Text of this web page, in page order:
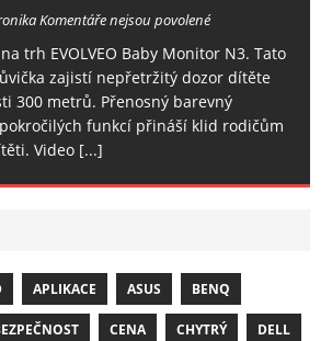
Komentáře nejsou povolené
na trh EVOLVEO Baby Monitor N3. Tato
zajistí nepřetržitý dozor dítěte
300 metrů. Přenosný barevný
funkcí přináší klid rodičům
Video [...]
APLIKACE ASUS BENQ
CENA CHYTRÝ DELL